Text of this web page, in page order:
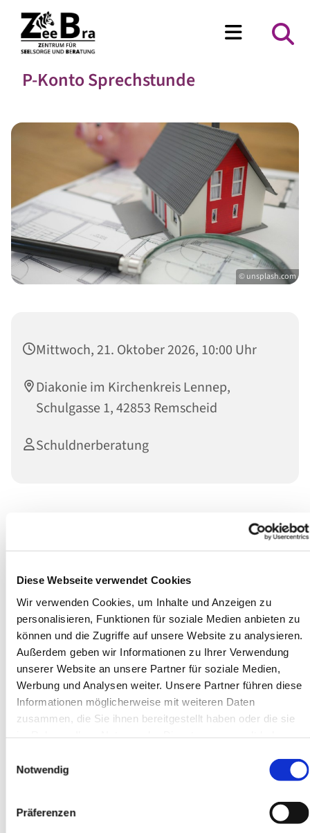
Diese Webseite verwendet Cookies
Wir verwenden Cookies, um Inhalte und Anzeigen zu
personalisieren, Funktionen für soziale Medien anbieten zu
können und die Zugriffe auf unsere Website zu analysieren.
Außerdem geben wir Informationen zu Ihrer Verwendung
unserer Website an unsere Partner für soziale Medien,
Werbung und Analysen weiter. Unsere Partner führen diese
Informationen möglicherweise mit weiteren Daten
zusammen, die Sie ihnen bereitgestellt haben oder die sie
Notwendig
Präferenzen
P-Konto Sprechstunde
© unsplash.com
Mittwoch, 21. Oktober 2026, 10:00 Uhr
Diakonie im Kirchenkreis Lennep,
Schulgasse 1, 42853 Remscheid
Schuldnerberatung
Wir bieten jedenMittwochin der Zeit von 10:00 bis 12:00
Schulgasse 1 an.
Eine vorherige Terminvereinbarung ist nicht erforderlich.
Die P-Konto Bescheinigung kann nach Vorlage von
folgenden Unterlagen ausgestellt werden (siehe Button
"Das Pfändungsschutzkonto").